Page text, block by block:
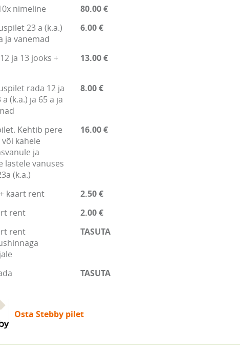
nimeline
80.00 €
23 a (k.a.)
ja vanemad
6.00 €
ja 13 jooks +
13.00 €
rada 12 ja
a (k.a.) ja 65 a ja
8.00 €
Kehtib pere
kahele
ja
lastele vanuses
(k.a.)
16.00 €
kaart rent
2.50 €
rent
2.00 €
rent
TASUTA
TASUTA
Osta Stebby pilet